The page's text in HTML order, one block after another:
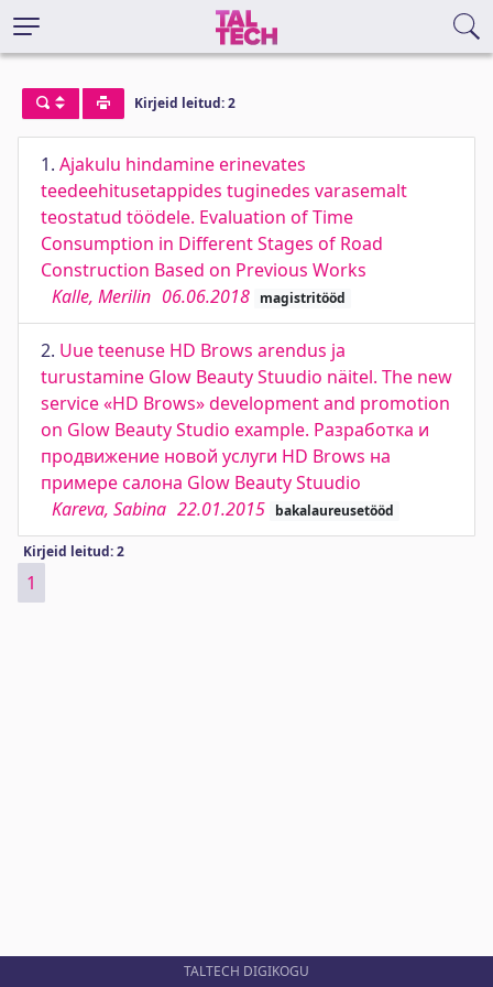
Kirjeid leitud: 2
1. Ajakulu hindamine erinevates
teedeehitusetappides tuginedes varasemalt
teostatud töödele. Evaluation of Time
Consumption in Different Stages of Road
Construction Based on Previous Works
Kalle, Merilin 06.06.2018 magistritööd
2. Uue teenuse HD Brows arendus ja
turustamine Glow Beauty Stuudio näitel. The new
service «HD Brows» development and promotion
on Glow Beauty Studio example. Рaзработка и
продвижение новой услуги HD Brows на
примере cалона Glow Beauty Stuudio
Kareva, Sabina 22.01.2015 bakalaureusetööd
Kirjeid leitud: 2
1
TALTECH DIGIKOGU